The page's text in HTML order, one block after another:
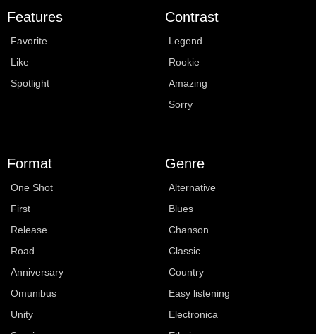
Features
Favorite
Like
Spotlight
Contrast
Legend
Rookie
Amazing
Sorry
Format
One Shot
First
Release
Road
Anniversary
Omunibus
Unity
Genre
Alternative
Blues
Chanson
Classic
Country
Easy listening
Electronica